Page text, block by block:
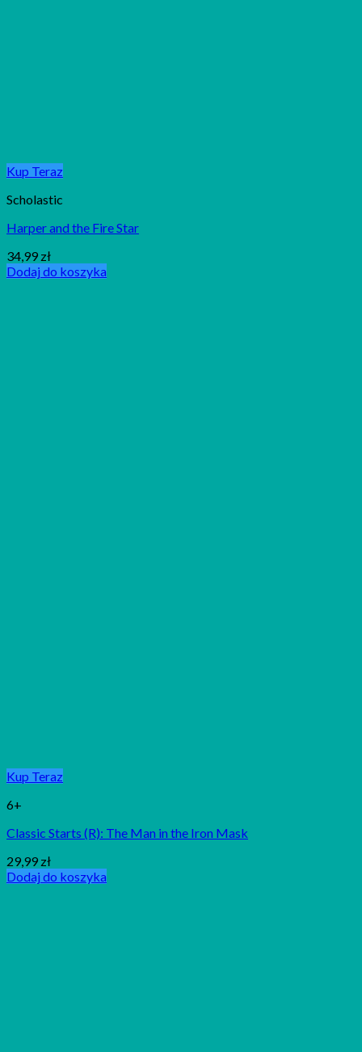
Kup Teraz
Scholastic
Harper and the Fire Star
34,99 zł
Dodaj do koszyka
Kup Teraz
6+
Classic Starts (R): The Man in the Iron Mask
29,99 zł
Dodaj do koszyka